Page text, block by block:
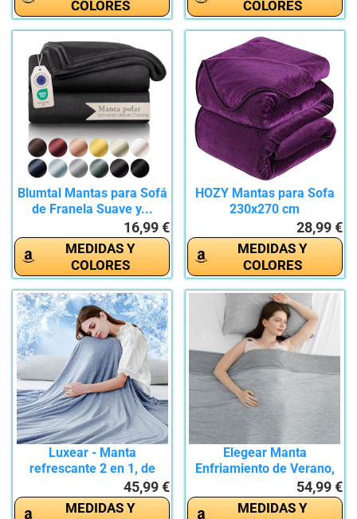
COLORES
COLORES
Blumtal Mantas para Sofá
de Franela Suave y...
16,99 €
MEDIDAS Y
COLORES
HOZY Mantas para Sofa
230x270 cm
Púrpura,Mantas...28,99 €
MEDIDAS Y
COLORES
Luxear - Manta
refrescante 2 en 1, de
Doble Cara,...45,99 €
MEDIDAS Y
Elegear Manta
Enfriamiento de Verano,
54,99 €
MEDIDAS Y